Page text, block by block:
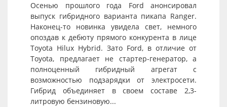
Осенью прошлого года Ford анонсировал
выпуск гибридного варианта пикапа Ranger.
Наконец-то новинка увидела свет, немного
опоздав к дебюту прямого конкурента в лице
Toyota Hilux Hybrid. Зато Ford, в отличие от
Toyota, предлагает не стартер-генератор, а
полноценный гибридный агрегат с
возможностью подзарядки от электросети.
Гибрид объединяет в своем составе 2,3-
литровую бензиновую...